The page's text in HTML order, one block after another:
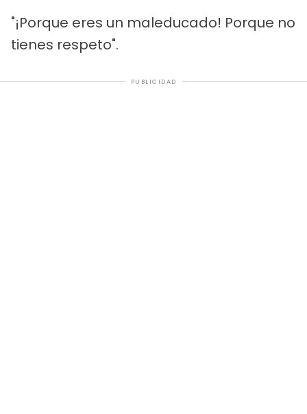
"¡Porque eres un maleducado! Porque no
tienes respeto".
PUBLICIDAD